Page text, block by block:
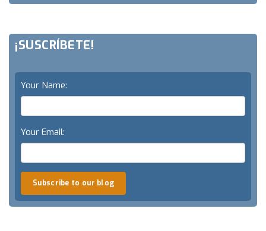
¡SUSCRÍBETE!
Your Name:
Your Email:
Subscribe to our blog